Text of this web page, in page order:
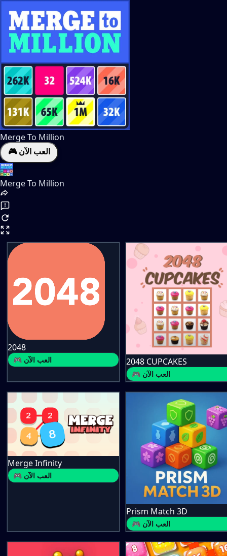
Merge To Million
🎮 العب الآن
Merge To Million
2048
🎮 العب الآن 2048 CUPCAKES
🎮 العب الآن
Merge Infinity
🎮 العب الآن
Prism Match 3D
🎮 العب الآن